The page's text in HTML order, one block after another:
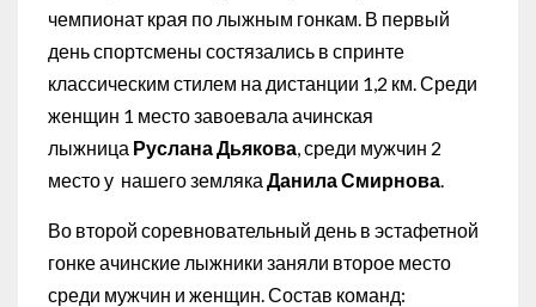
чемпионат края по лыжным гонкам. В первый
день спортсмены состязались в спринте
классическим стилем на дистанции 1,2 км. Среди
женщин 1 место завоевала ачинская
лыжница РусланаДьякова, среди мужчин 2
место у нашего земляка Данила Смирнова.
Во второй соревновательный день в эстафетной
гонке ачинские лыжники заняли второе место
среди мужчин и женщин. Состав команд: